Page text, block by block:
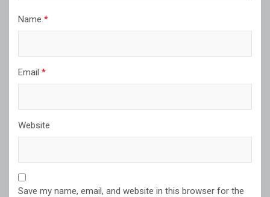
Name *
Email *
Website
Save my name, email, and website in this browser for the